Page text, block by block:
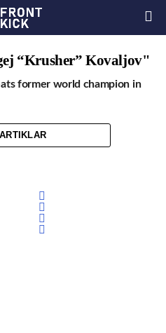
“Krusher” Kovaljov"
former world champion in